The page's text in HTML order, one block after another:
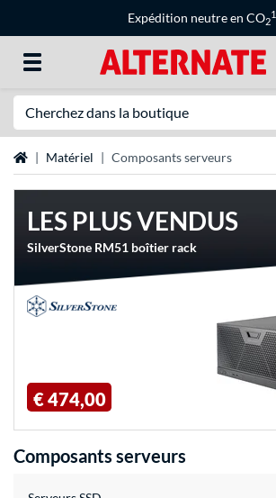
Expédition neutre en CO2
1
Page d'accueil
Matériel Composants serveurs
LES PLUS VENDUS
SilverStone RM51 boîtier rack
€ 474,00
Composants serveurs